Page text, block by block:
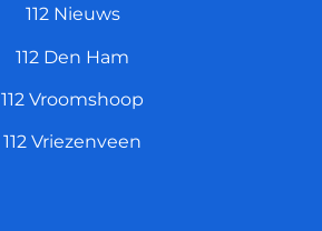
112 Nieuws
112 Den Ham
112 Vroomshoop
112 Vriezenveen